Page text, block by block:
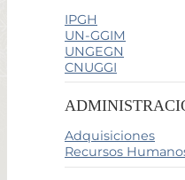
IPGH
UN-GGIM
UNGEGN
CNUGGI
Adquisiciones
Recursos